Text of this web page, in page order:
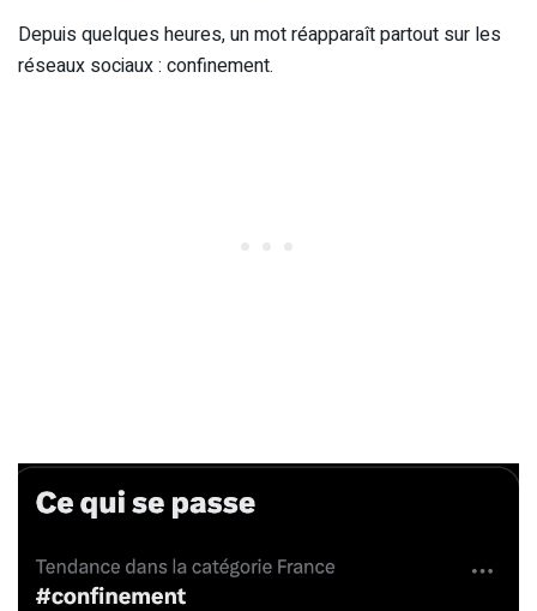
Depuis quelques heures, un mot réapparaît partout sur les
réseaux sociaux : confinement.